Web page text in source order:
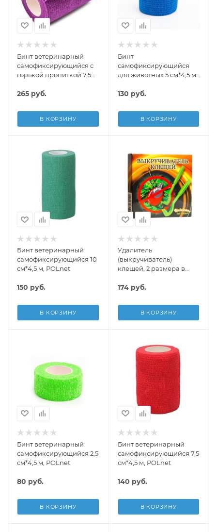
Бинт ветеринарный
самофиксирующийся с
горькой пропиткой 7,5
265 руб.
В КОРЗИНУ
Бинт
самофиксирующийся
для животных 5 см*4,5 м
130 руб.
В КОРЗИНУ
Бинт ветеринарный
самофиксирующийся 10
см*4,5 м, POLnet
150 руб.
В КОРЗИНУ
Удалитель
(выкручиватель)
клещей, 2 размера в
174руб.
В КОРЗИНУ
Бинт ветеринарный
самофиксирующийся 2,5
см*4,5 м, POLnet
80 руб.
В КОРЗИНУ
Бинт ветеринарный
самофиксирующийся 7,5
см*4,5 м, POLnet
140 руб.
В КОРЗИНУ